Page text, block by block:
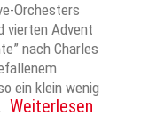
Orchesters
vierten Advent
nach Charles
ein klein wenig
Weiterlesen